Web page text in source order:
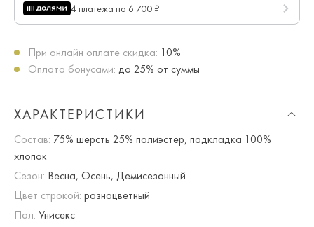
4 платежа по 6 700 ₽
При онлайн оплате скидка: 10%
Оплата бонусами: до 25% от суммы
ХАРАКТЕРИСТИКИ
Состав: 75% шерсть 25% полиэстер, подкладка 100%
хлопок
Сезон: Весна, Осень, Демисезонный
Цвет строкой: разноцветный
Пол: Унисекс